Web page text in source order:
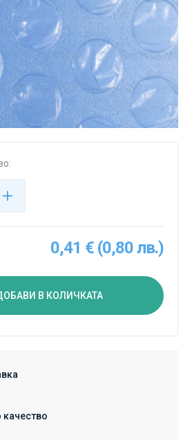
качество
0,41 € (0,80 лв.)
В КОЛИЧКАТА